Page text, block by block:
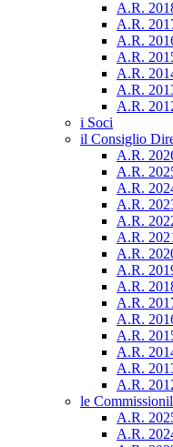
A.R.
A.R.
A.R.
A.R.
A.R.
A.R.
A.R.
i Soci
il Consiglio
A.R.
A.R.
A.R.
A.R.
A.R.
A.R.
A.R.
A.R.
A.R.
A.R.
A.R.
A.R.
A.R.
A.R.
A.R.
le Commissioni
A.R.
A.R.